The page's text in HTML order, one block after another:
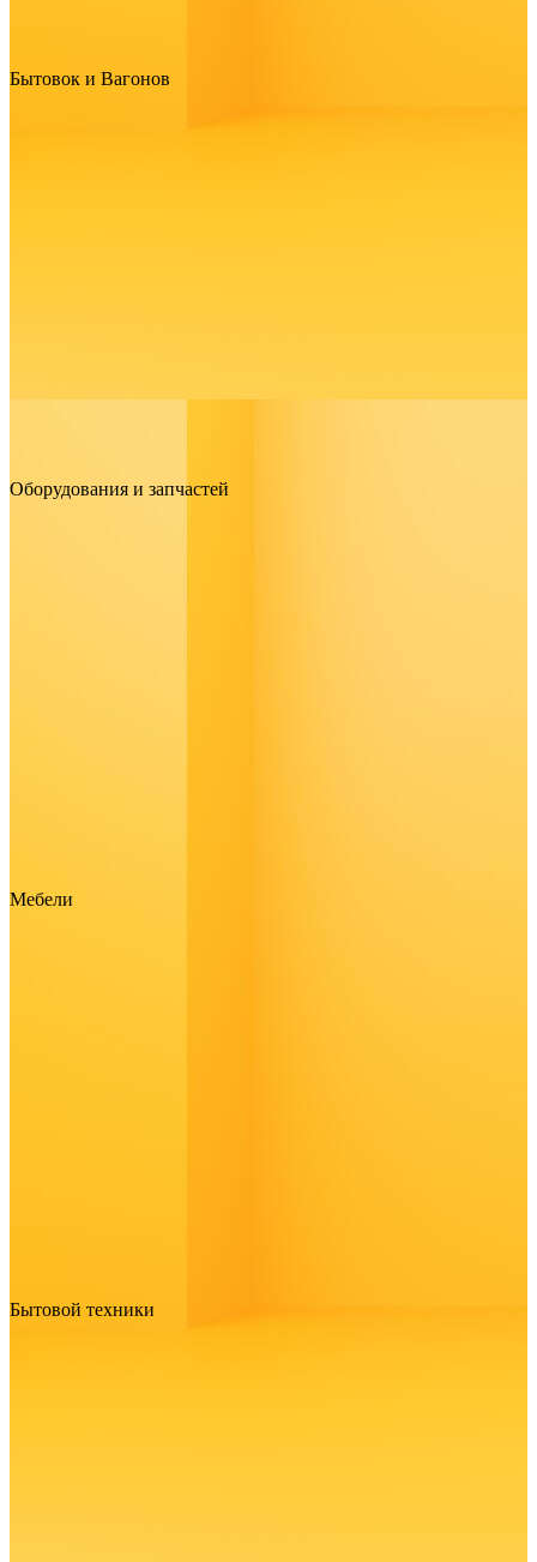
Бытовок и Вагонов
Оборудования и запчастей
Мебели
Бытовой техники